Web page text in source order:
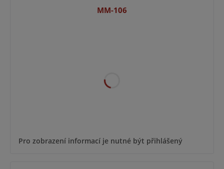
MM-106
Pro zobrazení informací je nutné být přihlášený